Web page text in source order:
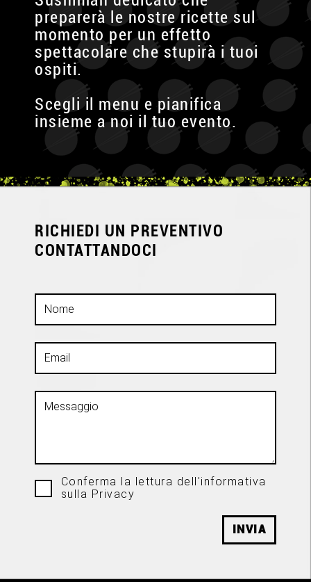
preparerà le nostre ricette sul
momento per un effetto
spettacolare che stupirà i tuoi
ospiti.
Scegli il menu e pianifica
insieme a noi il tuo evento.
RICHIEDI UN PREVENTIVO
CONTATTANDOCI
Conferma la lettura dell'informativa
sulla Privacy
INVIA